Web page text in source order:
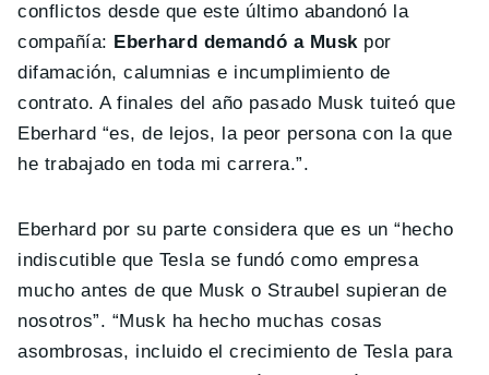
conflictos desde que este último abandonó la
compañía: Eberhard demandó a Musk por
difamación, calumnias e incumplimiento de
contrato. A finales del año pasado Musk tuiteó que
Eberhard “es, de lejos, la peor persona con la que
he trabajado en toda mi carrera.”.
Eberhard por su parte considera que es un “hecho
indiscutible que Tesla se fundó como empresa
mucho antes de que Musk o Straubel supieran de
nosotros”. “Musk ha hecho muchas cosas
asombrosas, incluido el crecimiento de Tesla para